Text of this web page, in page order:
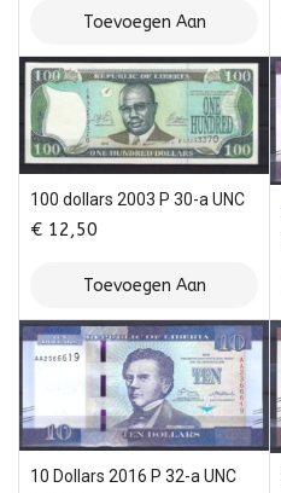
Toevoegen Aan
Winkelwagen
100 dollars 2003 P 30-a UNC
€ 12,50
Toevoegen Aan
Winkelwagen
10 Dollars 2016 P 32-a UNC